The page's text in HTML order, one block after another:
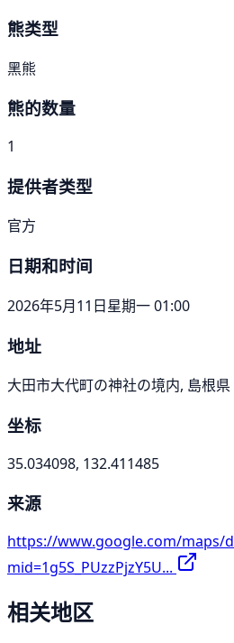
熊类型
黑熊
熊的数量
1
提供者类型
官方
日期和时间
2026年5月11日星期一 01:00
地址
大田市大代町の神社の境内, 島根県
坐标
35.034098, 132.411485
来源
https://www.google.com/maps/
mid=1g5S_PUzzPjzY5U...
相关地区